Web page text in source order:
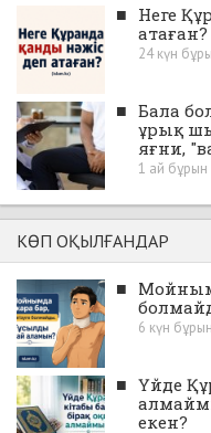
■ Неге
атаған?
24 күн
■ Бала
ұрық
яғни,
1 ай бұрын
КӨП ОҚЫЛҒАНДАР
■
6 күн бұрын
■ Үйде
екен?